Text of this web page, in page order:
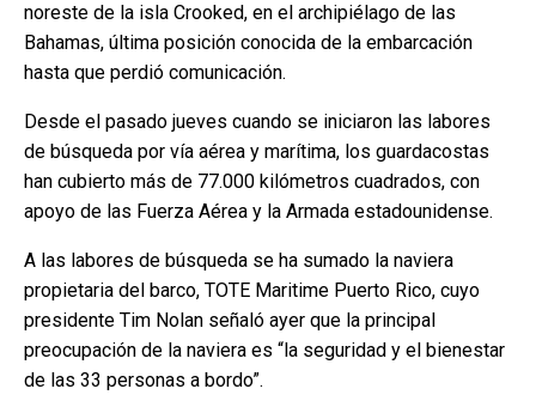
noreste de la isla Crooked, en el archipiélago de las
Bahamas, última posición conocida de la embarcación
hasta que perdió comunicación.
Desde el pasado jueves cuando se iniciaron las labores
de búsqueda por vía aérea y marítima, los guardacostas
han cubierto más de 77.000 kilómetros cuadrados, con
apoyo de las Fuerza Aérea y la Armada estadounidense.
A las labores de búsqueda se ha sumado la naviera
propietaria del barco, TOTE Maritime Puerto Rico, cuyo
presidente Tim Nolan señaló ayer que la principal
preocupación de la naviera es “la seguridad y el bienestar
de las 33 personas a bordo”.